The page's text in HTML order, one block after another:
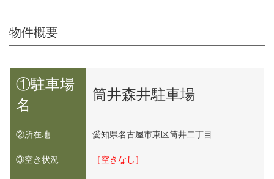
物件概要
①駐車場
名
筒井森井駐車場
②所在地 愛知県名古屋市東区筒井二丁目
③空き状況 ［空きなし］